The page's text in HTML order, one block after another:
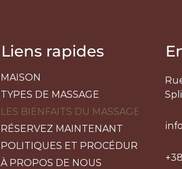
Liens rapides
MAISON
TYPES DE MASSAGE
LES BIENFAITS DU MASSAGE
RÉSERVEZ MAINTENANT
POLITIQUES ET PROCÉDURES
À PROPOS DE NOUS